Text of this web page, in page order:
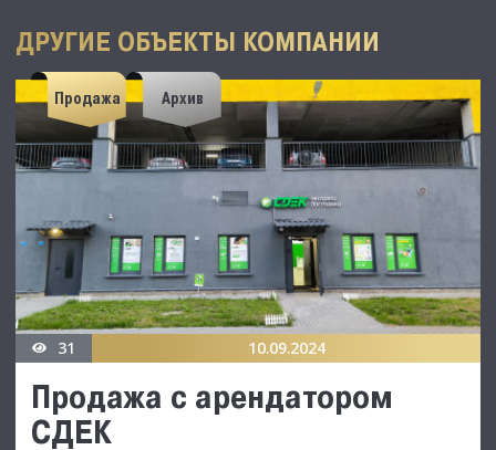
ДРУГИЕ ОБЪЕКТЫ КОМПАНИИ
Продажа Архив
31 10.09.2024
Продажа с арендатором
СДЕК